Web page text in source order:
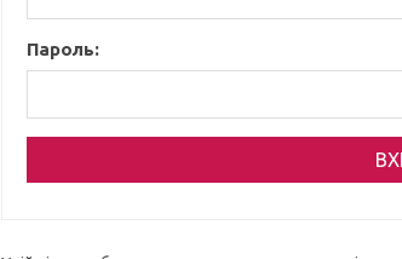
Пароль: